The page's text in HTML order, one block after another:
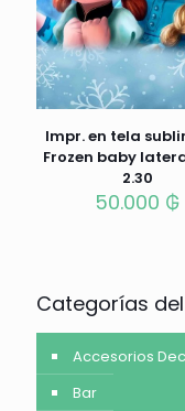
Impr. en tela
Frozen baby
2.30
50.000 ₲
Categorías
Accesorios
Bar